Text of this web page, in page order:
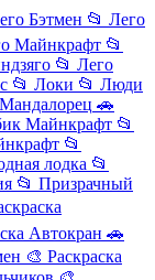
Бэтмен 📂 Лего
Майнкрафт 📂
📂 Лего
📂 Локи 📂 Люди
Мандалорец 🚗
Майнкрафт 📂
📂
лодка 📂
📂 Призрачный
Автокран 🚗
🎨 Раскраска